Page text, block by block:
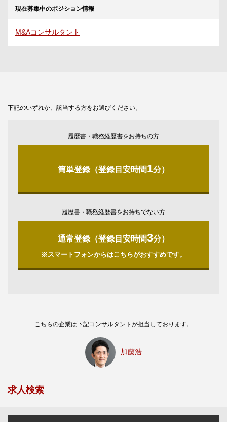
現在募集中のポジション情報
M&Aコンサルタント
下記のいずれか、該当する方をお選びください。
履歴書・職務経歴書をお持ちの方
簡単登録（登録目安時間1分）
履歴書・職務経歴書をお持ちでない方
通常登録（登録目安時間3分）
※スマートフォンからはこちらがおすすめです。
こちらの企業は下記コンサルタントが担当しております。
加藤浩
求人検索